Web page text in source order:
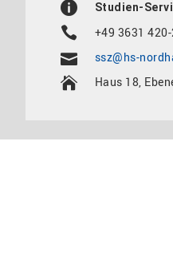
Studien-
+49 3631
ssz@hs-
Haus 18,